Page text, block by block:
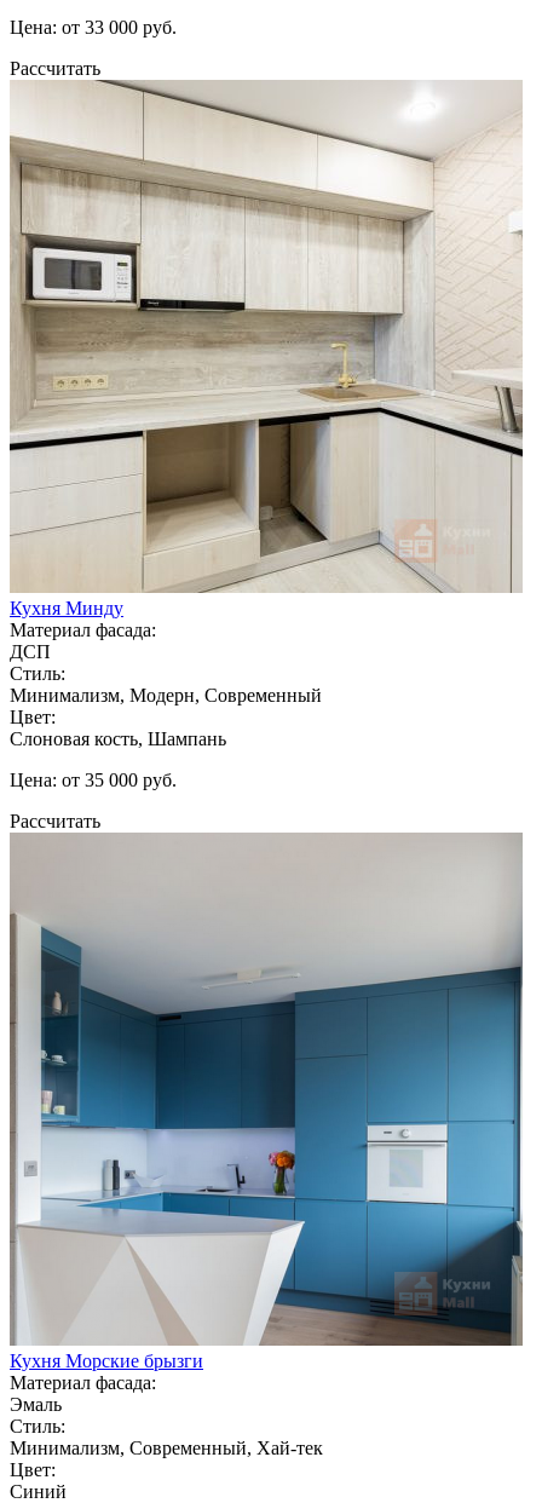
Цена: от 33 000 руб.
Рассчитать
Кухня Минду
Материал фасада:
ДСП
Стиль:
Минимализм, Модерн, Современный
Цвет:
Слоновая кость, Шампань
Цена: от 35 000 руб.
Рассчитать
Кухня Морские брызги
Материал фасада:
Эмаль
Стиль:
Минимализм, Современный, Хай-тек
Цвет:
Синий